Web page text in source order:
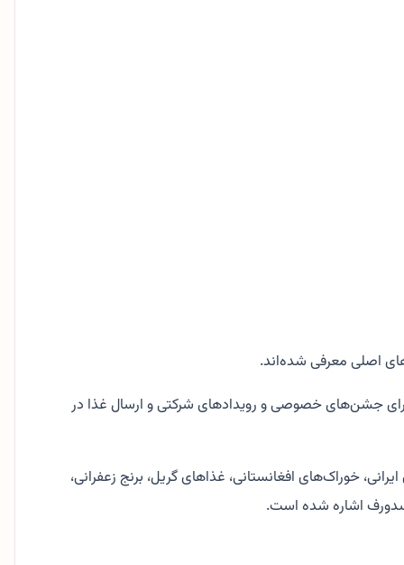
اصلی معرفی شده‌اند.
برای جشن‌های خصوصی و رویدادهای شرکتی و ارسال غذا در
خوراک‌های افغانستانی، غذاهای گریل، برنج زعفرانی،
اشاره شده است.